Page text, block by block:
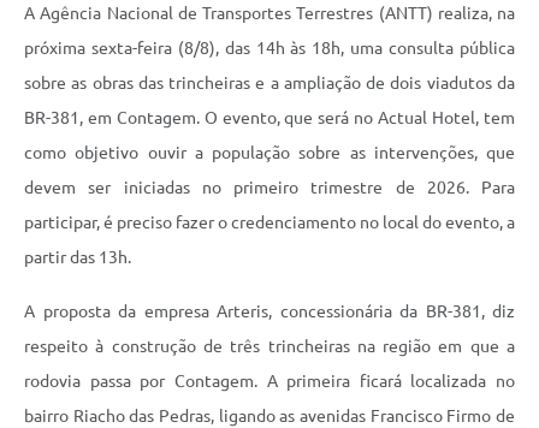
A Agência Nacional de Transportes Terrestres (ANTT) realiza, na
próxima sexta-feira (8/8), das 14h às 18h, uma consulta pública
sobre as obras das trincheiras e a ampliação de dois viadutos da
BR-381, em Contagem. O evento, que será no Actual Hotel, tem
como objetivo ouvir a população sobre as intervenções, que
devem ser iniciadas no primeiro trimestre de 2026. Para
participar, é preciso fazer o credenciamento no local do evento, a
partir das 13h.
A proposta da empresa Arteris, concessionária da BR-381, diz
respeito à construção de três trincheiras na região em que a
rodovia passa por Contagem. A primeira ficará localizada no
bairro Riacho das Pedras, ligando as avenidas Francisco Firmo de